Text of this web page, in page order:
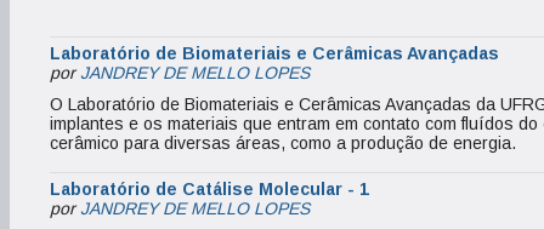
Laboratório de Biomateriais e Cerâmicas Avançadas
porJANDREY DE MELLO LOPES
O Laboratório de Biomateriais e Cerâmicas Avançadas da
implantes e os materiais que entram em contato com fluídos
cerâmico para diversas áreas, como a produção de energia.
Laboratório de Catálise Molecular - 1
porJANDREY DE MELLO LOPES